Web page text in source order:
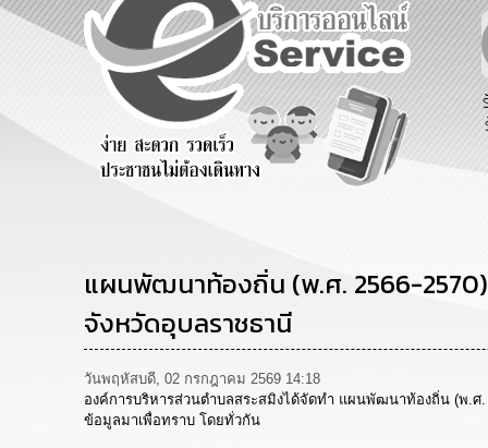
สายด่วนผู้
รับฟังความ
คิดเห็น
ประชาชน
ร้องเรียน
ร้องทุกข์
แผนพัฒนาท้องถิ่น (พ.ศ. 2566-2570)
จังหวัดอุบลราชธานี
วันพฤหัสบดี, 02 กรกฎาคม 2569 14:18
องค์การบริหารส่วนตำบลสระสมิงได้จัดทำ แผนพัฒนาท้องถิ่น (พ.ศ.
ข้อมูลมาเพื่อทราบ โดยทั่วกัน